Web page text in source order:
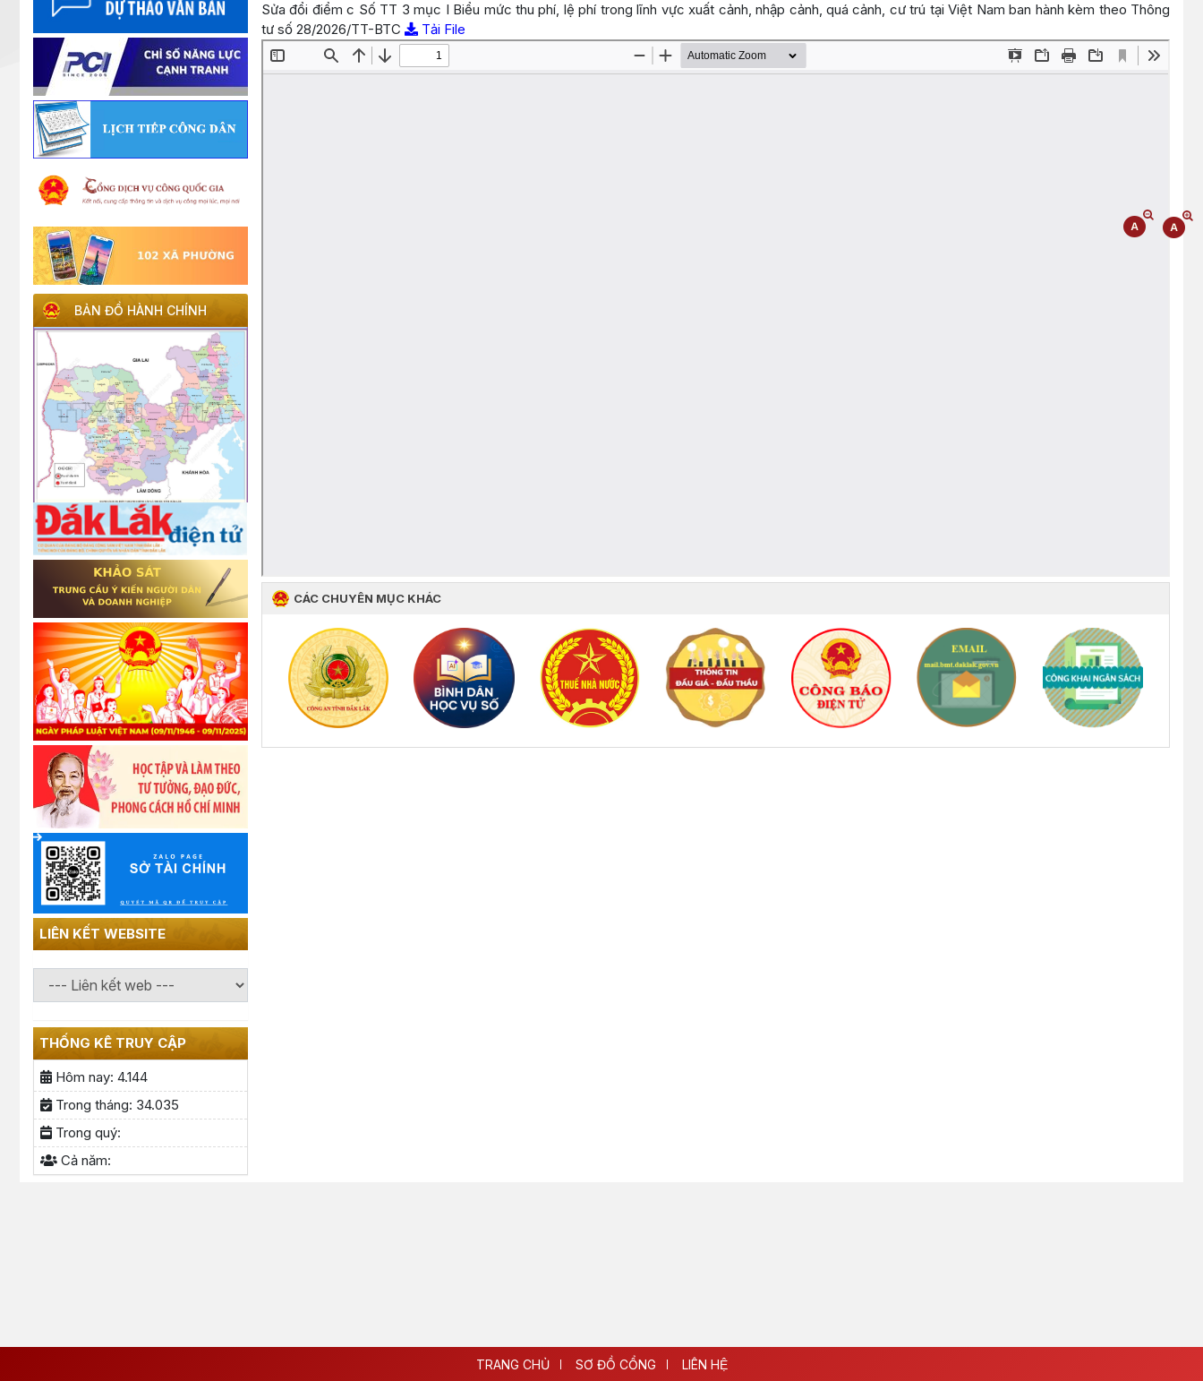
BẢN ĐỒ HÀNH CHÍNH
LIÊN KẾT WEBSITE
THỐNG KÊ TRUY CẬP
Hôm nay: 4.144
Trong tháng: 34.035
Trong quý:
Cả năm:
Sửa đổi điểm c Số TT 3 mục I Biểu mức thu phí, lệ phí trong lĩnh vực xuất cảnh, nhập cảnh, quá cảnh, cư trú tại Việt Nam ban hành kèm theo Thông
tư số 28/2026/TT-BTC
Tải File
CÁC CHUYÊN MỤC KHÁC
TRANG CHỦ SƠ ĐỒ CỔNG LIÊN HỆ